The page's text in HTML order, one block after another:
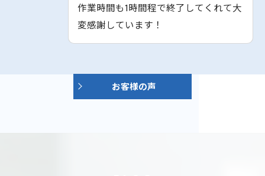
作業時間も1時間程で終了してくれて大
変感謝しています！
お客様の声